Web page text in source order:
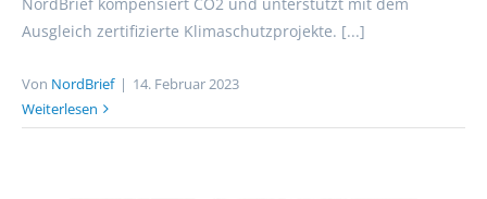
Ausgleich zertifizierte Klimaschutzprojekte. [...]
Von NordBrief | 14. Februar 2023
Weiterlesen